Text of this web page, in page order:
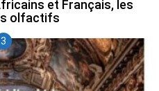
et Français, les
olfactifs